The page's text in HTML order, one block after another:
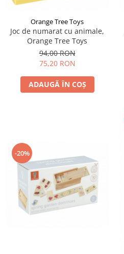
Orange Tree Toys
Joc de numarat cu animale,
Orange Tree Toys
94,00 RON
75,20 RON
ADAUGĂ ÎN COȘ
-20%